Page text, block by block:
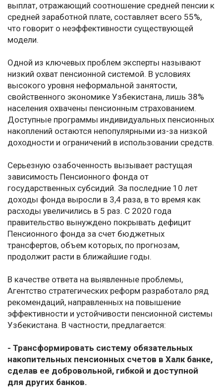
выплат, отражающий соотношение средней пенсии к
средней заработной плате, составляет всего 55%,
что говорит о неэффективности существующей
модели.
Одной из ключевых проблем эксперты называют
низкий охват пенсионной системой. В условиях
высокого уровня неформальной занятости,
свойственного экономике Узбекистана, лишь 38%
населения охвачены пенсионным страхованием.
Доступные программы индивидуальных пенсионных
накоплений остаются непопулярными из-за низкой
доходности и ограничений в использовании средств.
Серьезную озабоченность вызывает растущая
зависимость Пенсионного фонда от
государственных субсидий. За последние 10 лет
доходы фонда выросли в 3,4 раза, в то время как
расходы увеличились в 5 раз. С 2020 года
правительство вынуждено покрывать дефицит
Пенсионного фонда за счет бюджетных
трансфертов, объем которых, по прогнозам,
продолжит расти в ближайшие годы.
В качестве ответа на выявленные проблемы,
Агентство стратегических реформ разработало ряд
рекомендаций, направленных на повышение
эффективности и устойчивости пенсионной системы
Узбекистана. В частности, предлагается:
- Трансформировать систему обязательных
накопительных пенсионных счетов в Халк банке,
сделав ее добровольной, гибкой и доступной
для других банков.